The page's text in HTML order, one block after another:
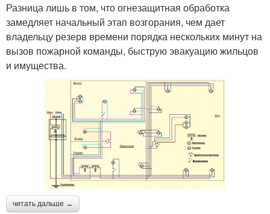
Разница лишь в том, что огнезащитная обработка
замедляет начальный этап возгорания, чем дает
владельцу резерв времени порядка нескольких минут на
вызов пожарной команды, быструю эвакуацию жильцов
и имущества.
читать дальше →